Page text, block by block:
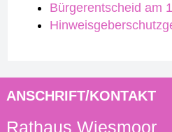
Bürgerentscheid am
ANSCHRIFT/KONTAKT
Rathaus Wiesmoor